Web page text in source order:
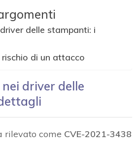
delle stampanti: i
di un attacco
driver delle
rilevato come CVE-2021-3438